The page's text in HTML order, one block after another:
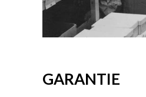
GARANTIE